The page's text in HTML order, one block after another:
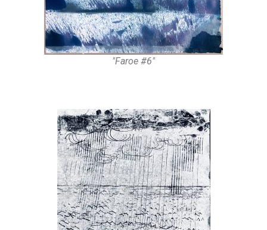
"Faroe #6"